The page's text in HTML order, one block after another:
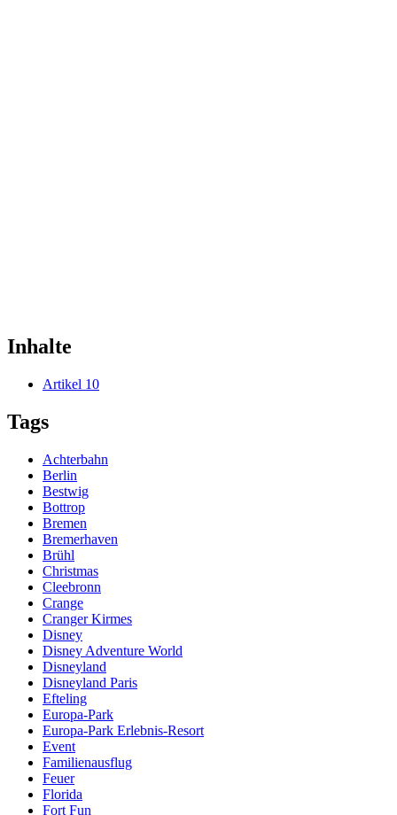
Inhalte
Artikel 10
Tags
Achterbahn
Berlin
Bestwig
Bottrop
Bremen
Bremerhaven
Brühl
Christmas
Cleebronn
Crange
Cranger Kirmes
Disney
Disney Adventure World
Disneyland
Disneyland Paris
Efteling
Europa-Park
Europa-Park Erlebnis-Resort
Event
Familienausflug
Feuer
Florida
Fort Fun